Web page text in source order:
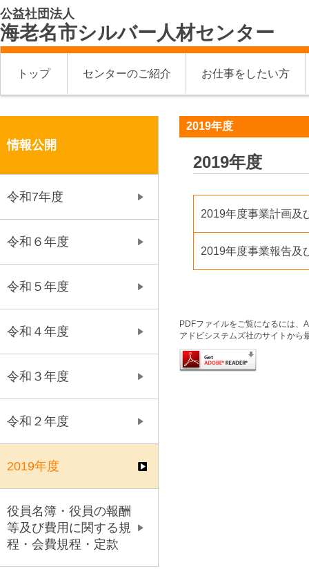
公益社団法人
海老名市シルバー人材センター
トップ センターのご紹介 お仕事をしたい方
2019年度
2019年度
2019年度事業計画及
2019年度事業報告及
PDFファイルをご覧になるには
アドビシステムズ社のサイトから
情報公開
令和7年度
令和６年度
令和５年度
令和４年度
令和３年度
令和２年度
2019年度
役員名簿・役員の報酬
等及び費用に関する規
程・会費規程・定款